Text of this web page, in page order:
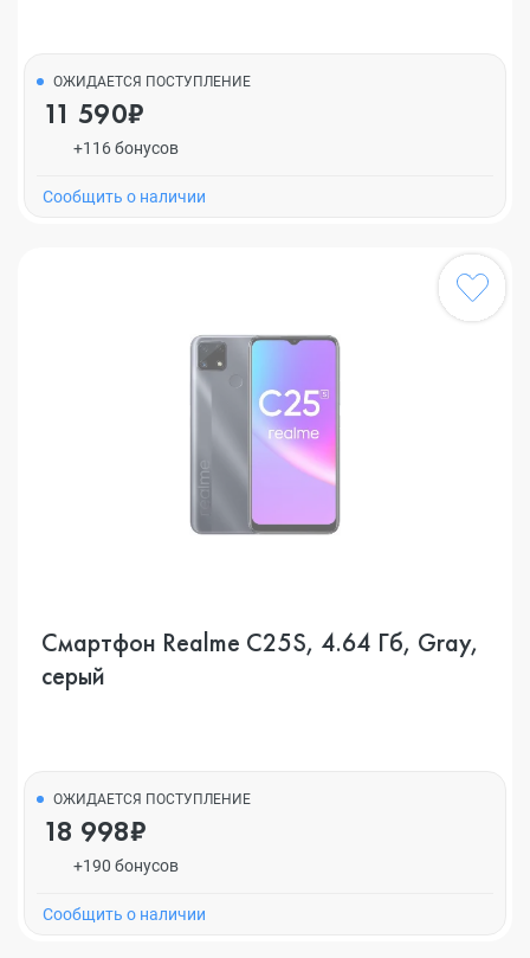
ОЖИДАЕТСЯ ПОСТУПЛЕНИЕ
11 590₽
+116 бонусов
Cообщить о наличии
Смартфон Realme C25S, 4.64 Гб, Gray,
серый
ОЖИДАЕТСЯ ПОСТУПЛЕНИЕ
18 998₽
+190 бонусов
Cообщить о наличии